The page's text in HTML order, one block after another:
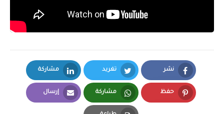
نشر
Facebook
تغريد
Twitter
مشاركة
LinkedIn
حفظ مشاركة
Whatsapp
إرسال